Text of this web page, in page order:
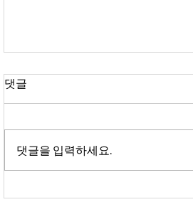
2026년 08월 02일 광고
성찬식 오늘 1, 2, 3부 예배시에 있
그라운드 커뮤니티 교회 출발: 8월
9일 (주일) 3부 예배 후 선교사 컨퍼
댓글
댓글을 입력하세요.